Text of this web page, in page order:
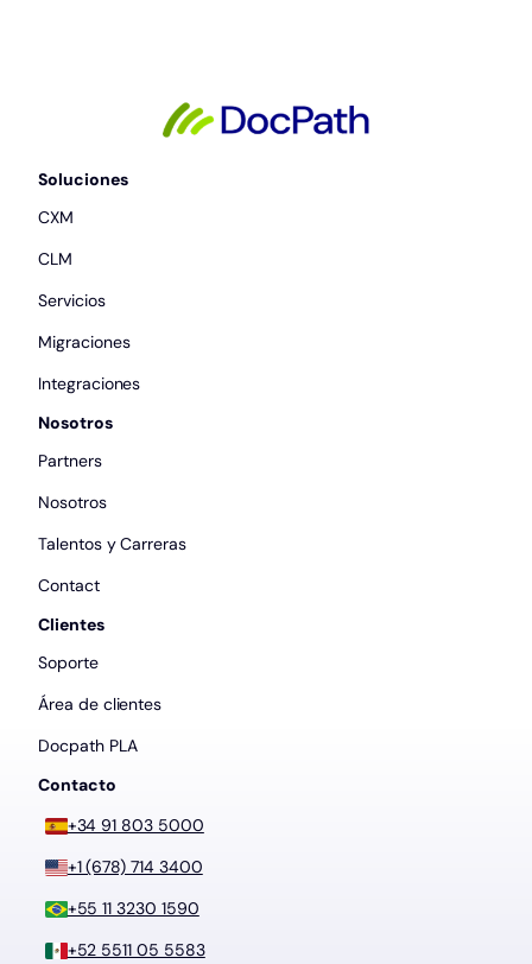
Soluciones
CXM
CLM
Servicios
Migraciones
Integraciones
Nosotros
Partners
Nosotros
Talentos y Carreras
Contact
Clientes
Soporte
Área de clientes
Docpath PLA
Contacto
+34 91 803 5000
+1 (678) 714 3400
+55 11 3230 1590
+52 5511 05 5583